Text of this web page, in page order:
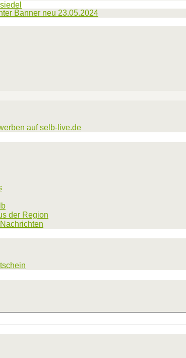
auf selb-live.de
der Region